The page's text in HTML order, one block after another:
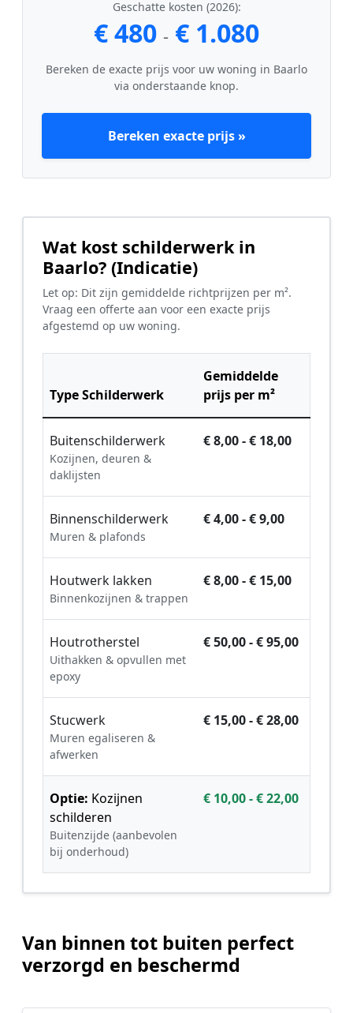
Geschatte kosten (2026):
€ 480 - € 1.080
Bereken de exacte prijs voor uw woning in Baarlo
via onderstaande knop.
Bereken exacte prijs »
Wat kost schilderwerk in
Baarlo? (Indicatie)
Let op: Dit zijn gemiddelde richtprijzen per m².
Vraag een offerte aan voor een exacte prijs
afgestemd op uw woning.
Type Schilderwerk
Gemiddelde
prijs per m²
Buitenschilderwerk
Kozijnen, deuren &
daklijsten
€ 8,00 - € 18,00
Binnenschilderwerk
Muren & plafonds
€ 4,00 - € 9,00
Houtwerk lakken
Binnenkozijnen & trappen
€ 8,00 - € 15,00
Houtrotherstel
Uithakken & opvullen met
epoxy
€ 50,00 - € 95,00
Stucwerk
Muren egaliseren &
afwerken
€ 15,00 - € 28,00
Optie: Kozijnen
schilderen
Buitenzijde (aanbevolen
bij onderhoud)
€ 10,00 - € 22,00
Van binnen tot buiten perfect
verzorgd en beschermd